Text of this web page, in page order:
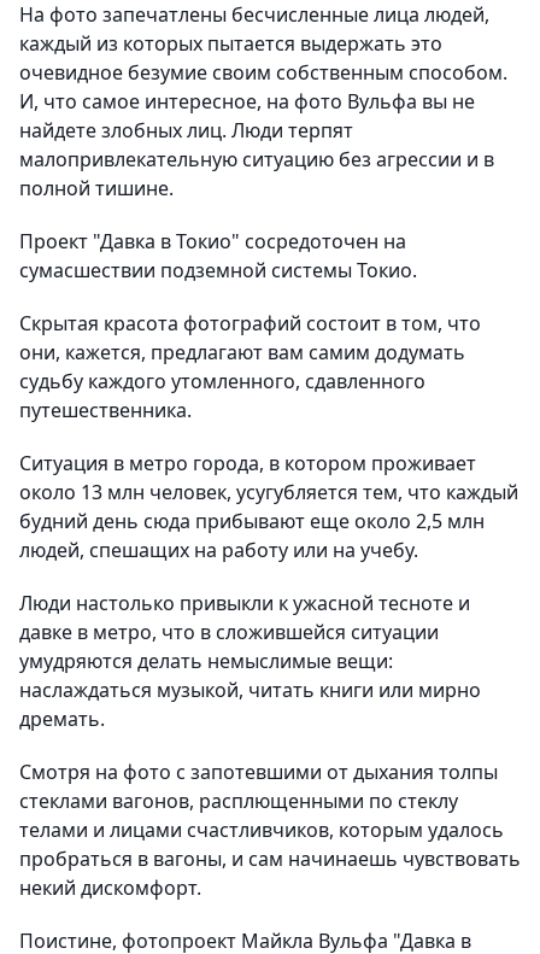
На фото запечатлены бесчисленные лица людей,
каждый из которых пытается выдержать это
очевидное безумие своим собственным способом.
И, что самое интересное, на фото Вульфа вы не
найдете злобных лиц. Люди терпят
малопривлекательную ситуацию без агрессии и в
полной тишине.
Проект "Давка в Токио" сосредоточен на
сумасшествии подземной системы Токио.
Скрытая красота фотографий состоит в том, что
они, кажется, предлагают вам самим додумать
судьбу каждого утомленного, сдавленного
путешественника.
Ситуация в метро города, в котором проживает
около 13 млн человек, усугубляется тем, что каждый
будний день сюда прибывают еще около 2,5 млн
людей, спешащих на работу или на учебу.
Люди настолько привыкли к ужасной тесноте и
давке в метро, что в сложившейся ситуации
умудряются делать немыслимые вещи:
наслаждаться музыкой, читать книги или мирно
дремать.
Смотря на фото с запотевшими от дыхания толпы
стеклами вагонов, расплющенными по стеклу
телами и лицами счастливчиков, которым удалось
пробраться в вагоны, и сам начинаешь чувствовать
некий дискомфорт.
Поистине, фотопроект Майкла Вульфа "Давка в